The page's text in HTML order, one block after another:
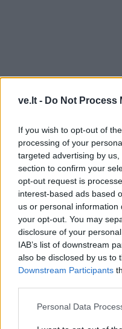
ve.lt - Do Not Process
If you wish to opt-out of
processing of your
targeted advertising by
section to confirm your
opt-out request is
interest-based ads based
us or personal
your opt-out. You may
disclosure of your
IAB’s list of downstream
also be disclosed by us to
Downstream Participants
Personal Data
Svarbu žinoti, kad
centruose naudojamos
stabdo drėgmės
išgaruoti alkoholiui, bet
todėl nepadaro odai
nežinomi paprastam
išmano švaros
Ne mažiau svarbi ir
raktelį, kuris iš karto